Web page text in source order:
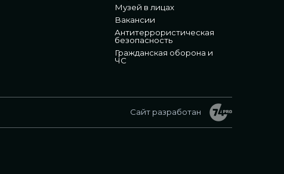
Музей в лицах
Вакансии
Антитеррористическая
безопасность
Гражданская оборона и
ЧС
Сайт разработан